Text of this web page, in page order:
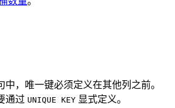
中，唯一键必须定义在其他列之前。
通过 UNIQUE KEY 显式定义。